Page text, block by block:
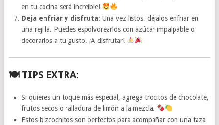
en tu cocina será increíble!
Deja enfriar y disfruta: Una vez listos, déjalos enfriar en
una rejilla. Puedes espolvorearlos con azúcar impalpable o
decorarlos a tu gusto. ¡A disfrutar!
🍽 TIPS EXTRA:
Si quieres un toque más especial, agrega trocitos de chocolate,
frutos secos o ralladura de limón a la mezcla.
Estos bizcochitos son perfectos para acompañar con una taza